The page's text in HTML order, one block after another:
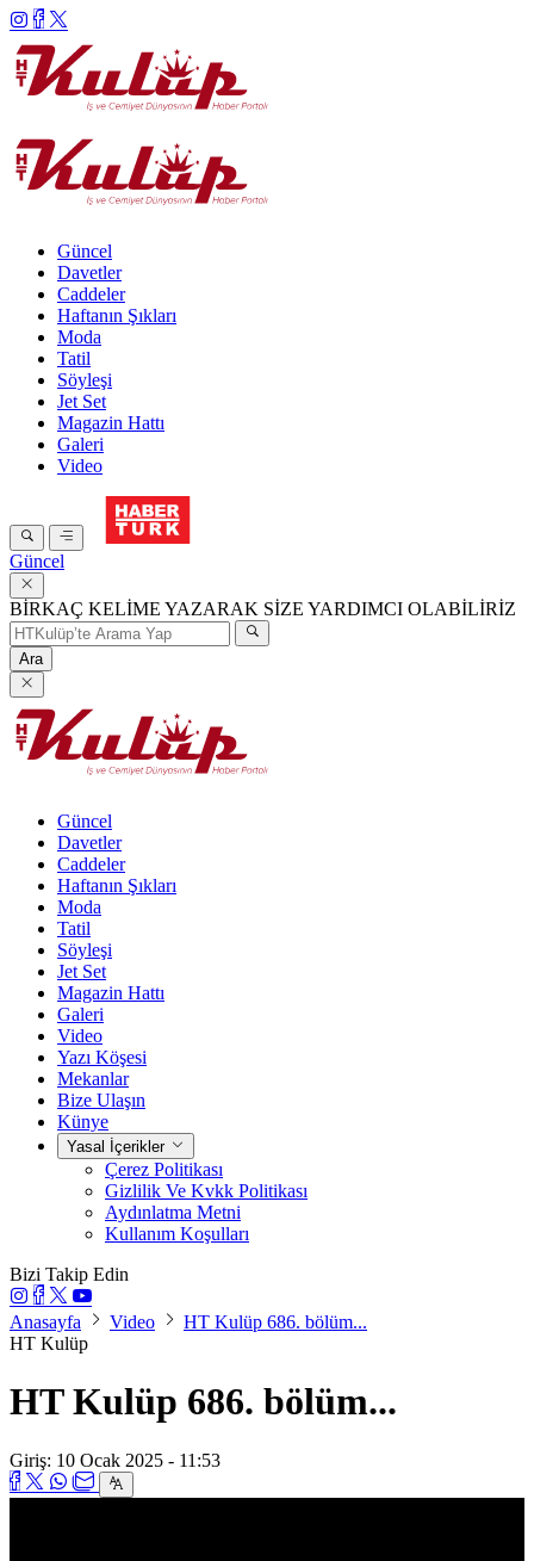
Güncel
Davetler
Caddeler
Haftanın Şıkları
Moda
Tatil
Söyleşi
Jet Set
Magazin Hattı
Galeri
Video
Güncel
BİRKAÇ KELİME YAZARAK SİZE YARDIMCI OLABİLİRİZ
Ara
Güncel
Davetler
Caddeler
Haftanın Şıkları
Moda
Tatil
Söyleşi
Jet Set
Magazin Hattı
Galeri
Video
Yazı Köşesi
Mekanlar
Bize Ulaşın
Künye
Yasal İçerikler
Çerez Politikası
Gizlilik Ve Kvkk Politikası
Aydınlatma Metni
Kullanım Koşulları
Bizi Takip Edin
Anasayfa Video
HT Kulüp 686. bölüm...
HT Kulüp
HT Kulüp 686. bölüm...
Giriş: 10 Ocak 2025 - 11:53